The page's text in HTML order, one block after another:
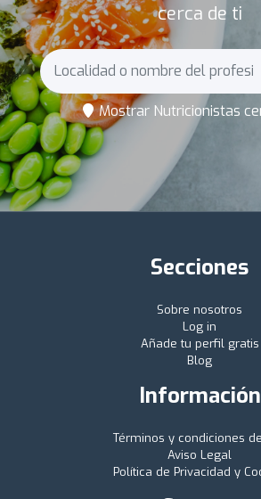
cerca de ti
Mostrar Nutricionistas
Secciones
Sobre nosotros
Log in
Añade tu perfil gratis
Blog
Información
Términos y condiciones
Aviso Legal
Política de Privacidad y